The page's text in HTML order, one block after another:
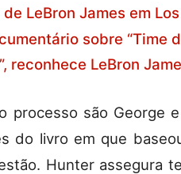
LeBron James em
sobre “Time
reconhece LeBron
processo são George
do livro em que
Hunter assegura